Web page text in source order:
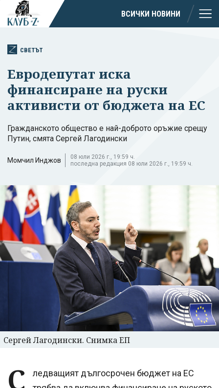
ВСИЧКИ НОВИНИ
СВЕТЪТ
Евродепутат иска
финансиране на руски
активисти от бюджета на ЕС
Гражданското общество е най-доброто оръжие срещу
Путин, смята Сергей Лагодински
Момчил Инджов
08 юли 2026 г., 19:59 ч.
последна редакция 08 юли 2026 г., 19:59 ч.
Сергей Лагодински. Снимка ЕП
С
ледващият дългосрочен бюджет на ЕС